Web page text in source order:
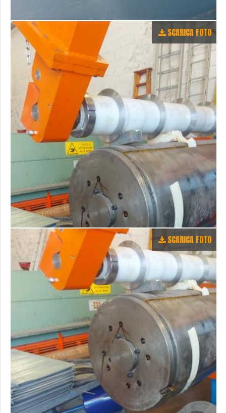
SCARICA FOTO
SCARICA FOTO